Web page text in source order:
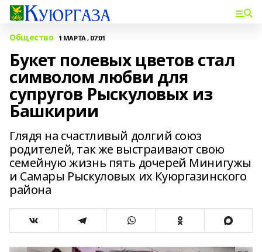
Общество 1 МАРТА , 07:01
Букет полевых цветов стал
символом любви для
супругов Рыскуловых из
Башкирии
Глядя на счастливый долгий союз
родителей, так же выстраивают свою
семейную жизнь пять дочерей Минигужы
и Самары Рыскуловых их Куюргазинского
района